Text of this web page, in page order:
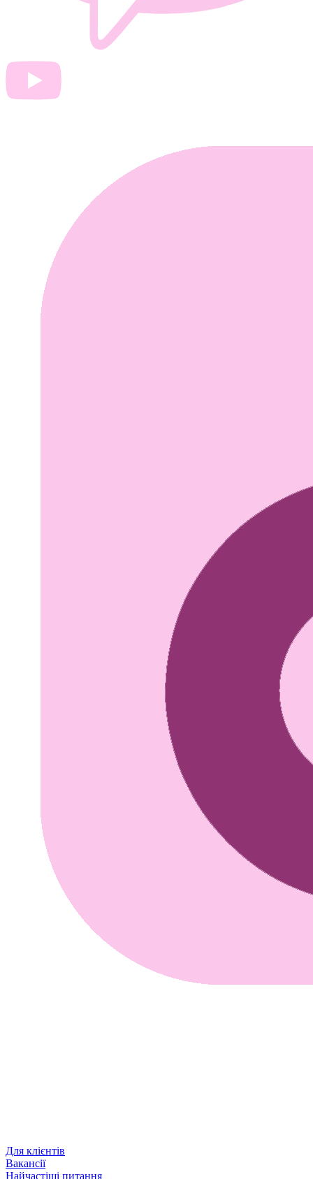
Для клієнтів
Вакансії
Найчастіші питання